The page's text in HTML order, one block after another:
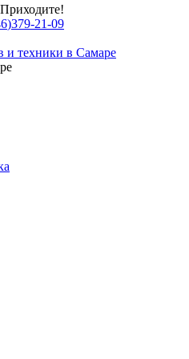
Приходите!
)379-21-09
и техники в Самаре